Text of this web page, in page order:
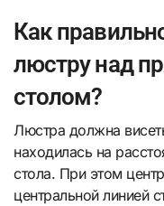
Как
люстру над
столом?
Люстра должна
находилась на
стола. При этом
центральной линией